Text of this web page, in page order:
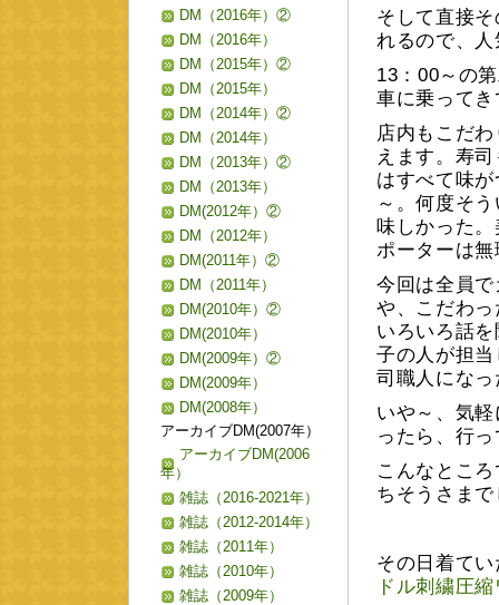
そして直接
れるので、
13：00～の
車に乗って
店内もこだ
えます。寿
はすべて味
～。何度そ
味しかった
ポーターは
今回は全員
や、こだわ
いろいろ話
子の人が担
司職人にな
いや～、気
ったら、行
こんなとこ
ちそうさま
その日着て
ドル刺繍圧
DM（2016年）②
DM（2016年）
DM（2015年）②
DM（2015年）
DM（2014年）②
DM（2014年）
DM（2013年）②
DM（2013年）
DM(2012年）②
DM（2012年）
DM(2011年）②
DM（2011年）
DM(2010年）②
DM(2010年）
DM(2009年）②
DM(2009年）
DM(2008年）
アーカイブDM(2007年）
アーカイブDM(2006
年）
雑誌（2016-2021年）
雑誌（2012-2014年）
雑誌（2011年）
雑誌（2010年）
雑誌（2009年）